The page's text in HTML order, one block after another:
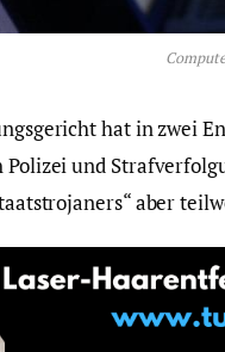
hat in zwei
Polizei und
aber